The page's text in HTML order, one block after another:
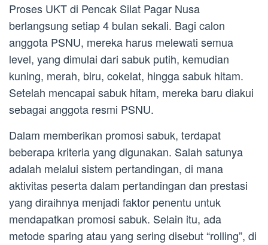
Proses UKT di Pencak Silat Pagar Nusa
berlangsung setiap 4 bulan sekali. Bagi calon
anggota PSNU, mereka harus melewati semua
level, yang dimulai dari sabuk putih, kemudian
kuning, merah, biru, cokelat, hingga sabuk hitam.
Setelah mencapai sabuk hitam, mereka baru diakui
sebagai anggota resmi PSNU.
Dalam memberikan promosi sabuk, terdapat
beberapa kriteria yang digunakan. Salah satunya
adalah melalui sistem pertandingan, di mana
aktivitas peserta dalam pertandingan dan prestasi
yang diraihnya menjadi faktor penentu untuk
mendapatkan promosi sabuk. Selain itu, ada
metode sparing atau yang sering disebut “rolling”, di